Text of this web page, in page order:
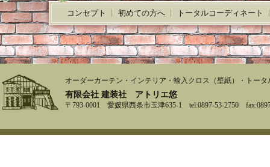
コンセプト 初めての方へ トータルコーディネート
オーダーカーテン・インテリア・輸入クロス（壁紙）・トー
有限会社 建装社 アトリエ悠
〒793-0001 愛媛県西条市玉津635-1 tel:0897-53-2750